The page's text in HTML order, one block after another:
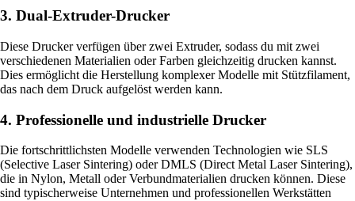
3. Dual-Extruder-Drucker
Diese Drucker verfügen über zwei Extruder, sodass du mit zwei
verschiedenen Materialien oder Farben gleichzeitig drucken kannst.
Dies ermöglicht die Herstellung komplexer Modelle mit Stützfilament,
das nach dem Druck aufgelöst werden kann.
4. Professionelle und industrielle Drucker
Die fortschrittlichsten Modelle verwenden Technologien wie SLS
(Selective Laser Sintering) oder DMLS (Direct Metal Laser Sintering),
die in Nylon, Metall oder Verbundmaterialien drucken können. Diese
sind typischerweise Unternehmen und professionellen Werkstätten